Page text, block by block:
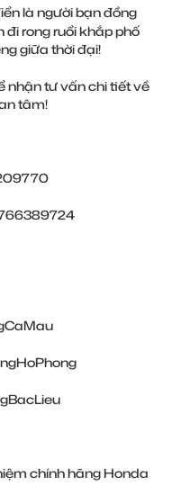
là người bạn đồng
rong ruổi khắp phố
giữa thời đại!
nhận tư vấn chi tiết về
tâm!
chính hãng Honda